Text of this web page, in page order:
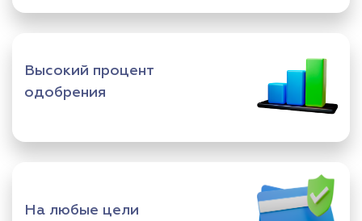
Высокий процент
одобрения
На любые цели